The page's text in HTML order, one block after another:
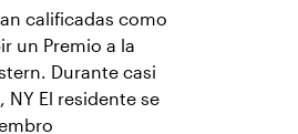
calificadas como
un Premio a la
Durante casi
NY El residente se